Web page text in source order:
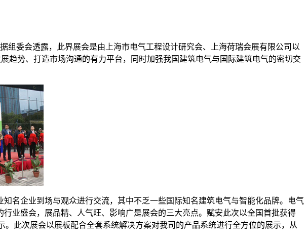
组委会透露，此界展会是由上海市电气工程设计研究会、上海荷瑞会展有限公司以
趋势、打造市场沟通的有力平台，同时加强我国建筑电气与国际建筑电气的密切交
名企业到场与观众进行交流，其中不乏一些国际知名建筑电气与智能化品牌。电气
业盛会，展品精、人气旺、影响广是展会的三大亮点。赋安此次以全国首批获得
此次展会以展板配合全套系统解决方案对我司的产品系统进行全方位的展示，从